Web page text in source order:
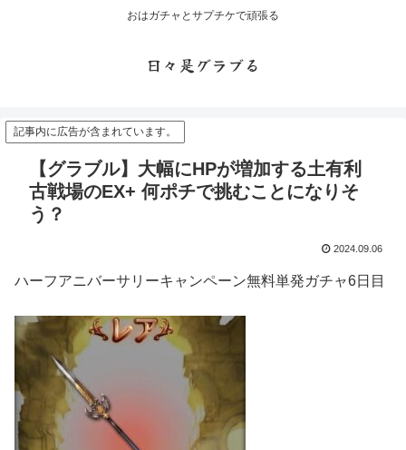
おはガチャとサプチケで頑張る
日々是グラブる
記事内に広告が含まれています。
【グラブル】大幅にHPが増加する土有利
古戦場のEX+ 何ポチで挑むことになりそ
う？
2024.09.06
ハーフアニバーサリーキャンペーン無料単発ガチャ6日目